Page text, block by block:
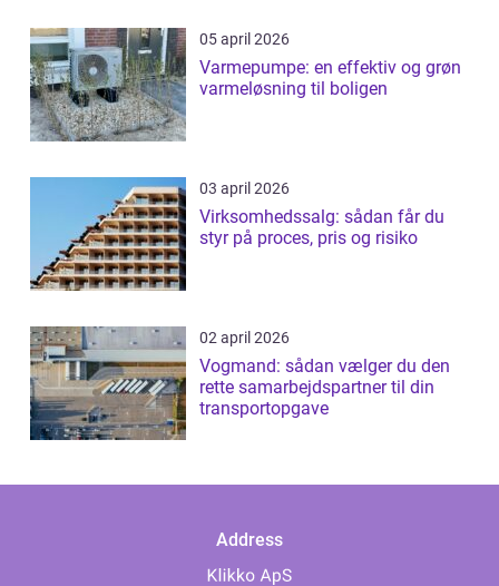
05 april 2026
Varmepumpe: en effektiv og grøn
varmeløsning til boligen
03 april 2026
Virksomhedssalg: sådan får du
styr på proces, pris og risiko
02 april 2026
Vogmand: sådan vælger du den
rette samarbejdspartner til din
transportopgave
Address